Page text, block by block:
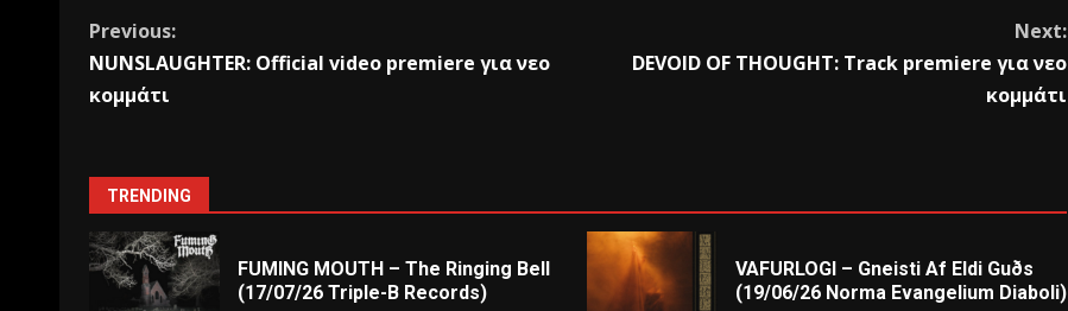
Previous:
NUNSLAUGHTER: Official video premiere για νεο
κομμάτι
Next:
DEVOID OF THOUGHT: Track premiere για νεο
κομμάτι
TRENDING
FUMING MOUTH – The Ringing Bell
(17/07/26 Triple-B Records)
VAFURLOGI – Gneisti Af Eldi Guðs
(19/06/26 Norma Evangelium Diaboli)